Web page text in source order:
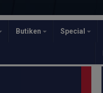
Butiken Special